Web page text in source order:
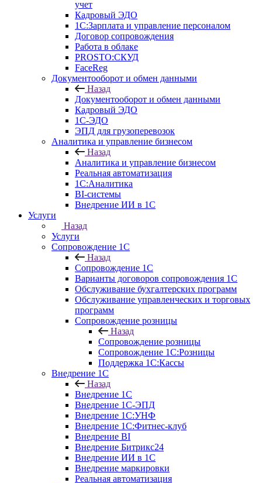
учет
Кадровый ЭДО
1С:Зарплата и управление персоналом
Договор сопровождения
Работа в облаке
PROSTO:СКУД
FaceReg
Документооборот и обмен данными
Назад
Документооборот и обмен данными
Кадровый ЭДО
1С-ЭДО
ЭПД для грузоперевозок
Аналитика и управление бизнесом
Назад
Аналитика и управление бизнесом
Реальная автоматизация
1С:Аналитика
BI-системы
Внедрение ИИ в 1С
Услуги
Назад
Услуги
Сопровождение 1С
Назад
Сопровождение 1С
Варианты договоров сопровождения 1С
Обслуживание бухгалтерских программ
Обслуживание управленческих и торговых
программ
Сопровождение розницы
Назад
Сопровождение розницы
Сопровождение 1С:Розницы
Поддержка 1С:Кассы
Внедрение 1С
Назад
Внедрение 1С
Внедрение 1С-ЭПД
Внедрение 1С:УНФ
Внедрение 1С:Фитнес-клуб
Внедрение BI
Внедрение Битрикс24
Внедрение ИИ в 1С
Внедрение маркировки
Реальная автоматизация